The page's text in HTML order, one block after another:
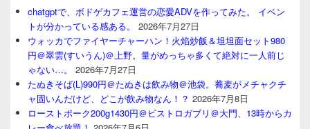
chatgptで、ボドゲカフェ運営の恋愛ADVを作ってみた。 イベン
トが分かっている感ある。
2026年7月27日
ウォッカでファイヤーチャーハン！火焰炒飯＆坦坦面セット980
円＠翠雲(すいうん)＠上野。量がめっちゃ多くて絶対に一人前じ
ゃない…。
2026年7月27日
たぬきそば(L)990円＠たぬきは飲み物＠池袋。蕎麦がメチャクチ
ャ固いんだけど、どこが飲み物なん！？ 2026年7月8日
ローストポーク200g1430円＠ビストロガブリ＠大門、13時からカ